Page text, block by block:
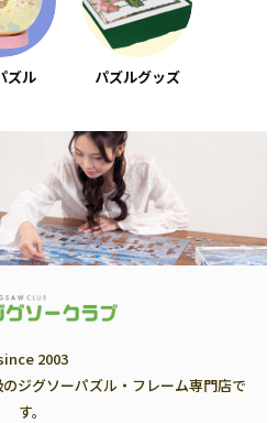
ズル パズルグッズ
2003
ジグソーパズル・フレーム専門店で
す。